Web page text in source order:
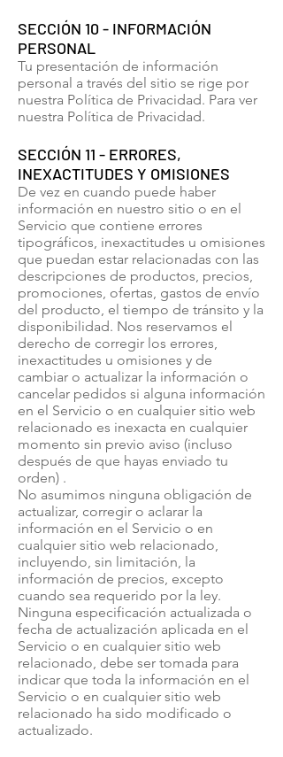
SECCIÓN 10 - INFORMACIÓN
PERSONAL
Tu presentación de información
personal a través del sitio se rige por
nuestra Política de Privacidad. Para ver
nuestra Política de Privacidad.
SECCIÓN 11 - ERRORES,
INEXACTITUDES Y OMISIONES
De vez en cuando puede haber
información en nuestro sitio o en el
Servicio que contiene errores
tipográficos, inexactitudes u omisiones
que puedan estar relacionadas con las
descripciones de productos, precios,
promociones, ofertas, gastos de envío
del producto, el tiempo de tránsito y la
disponibilidad. Nos reservamos el
derecho de corregir los errores,
inexactitudes u omisiones y de
cambiar o actualizar la información o
cancelar pedidos si alguna información
en el Servicio o en cualquier sitio web
relacionado es inexacta en cualquier
momento sin previo aviso (incluso
después de que hayas enviado tu
orden) .
No asumimos ninguna obligación de
actualizar, corregir o aclarar la
información en el Servicio o en
cualquier sitio web relacionado,
incluyendo, sin limitación, la
información de precios, excepto
cuando sea requerido por la ley.
Ninguna especificación actualizada o
fecha de actualización aplicada en el
Servicio o en cualquier sitio web
relacionado, debe ser tomada para
indicar que toda la información en el
Servicio o en cualquier sitio web
relacionado ha sido modificado o
actualizado.